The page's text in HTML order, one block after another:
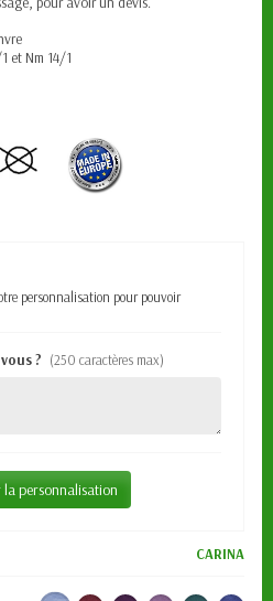
1 et Nm 14/1
personnalisation pour pouvoir
? (250 caractères max)
personnalisation
CARINA